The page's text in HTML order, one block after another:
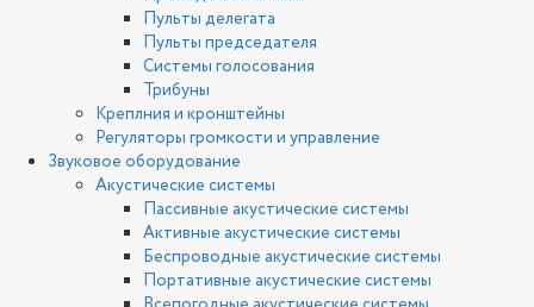
Пульты делегата
Пульты председателя
Системы голосования
Трибуны
Креплния и кронштейны
Регуляторы громкости и управление
Звуковое оборудование
Акустические системы
Пассивные акустические системы
Активные акустические системы
Беспроводные акустические системы
Портативные акустические системы